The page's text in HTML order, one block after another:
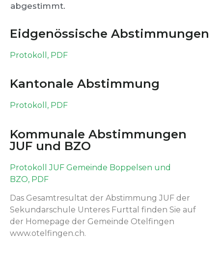
abgestimmt.
Eidgenössische Abstimmungen
Pro­tokoll, PDF
Kantonale Abstimmung
Pro­tokoll, PDF
Kommunale Abstimmungen
JUF und BZO
Pro­tokoll JUF Gemeinde Bop­pelsen und
BZO, PDF
Das Gesamtre­sul­tat der Abstim­mung JUF der
Sekun­darschule Unteres Furt­tal find­en Sie auf
der Home­page der Gemeinde Otelfin­gen
www.otelfingen.ch.